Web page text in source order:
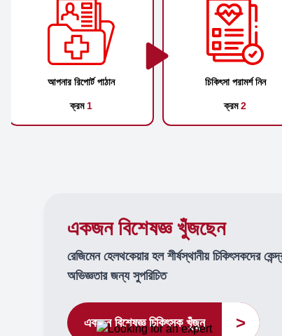
আপনার রিপোর্ট পাঠান
ক্রম 1
চিকিৎসা পরামর্শ নিন
ক্রম2
একজন বিশেষজ্ঞ খুঁজছেন
রেজিমেন হেলথকেয়ার হল শীর্ষস্থানীয় চিকিৎসকদের
অভিজ্ঞতার জন্য সুপরিচিত
একজন বিশেষজ্ঞ চিকিৎসক খুঁজুন >